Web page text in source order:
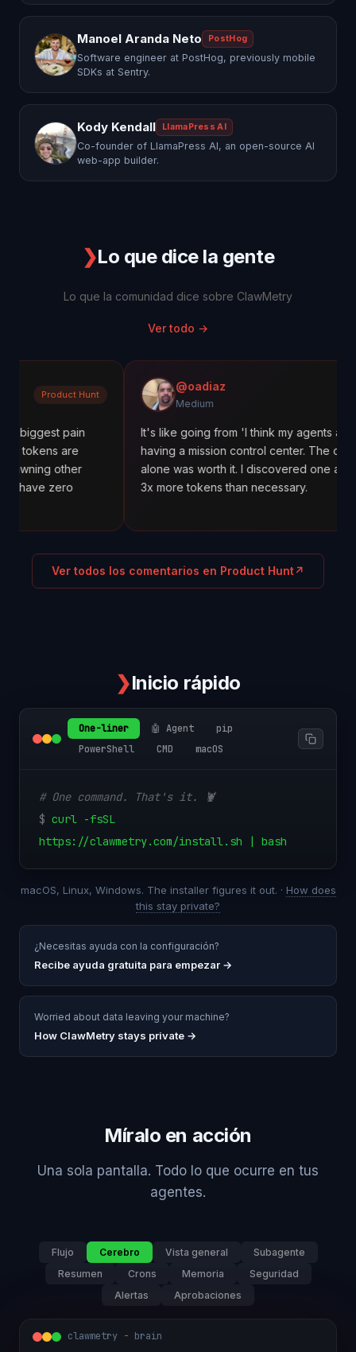
Manoel Aranda Neto PostHog
Software engineer at PostHog, previously mobile
SDKs at Sentry.
Kody Kendall LlamaPress AI
Co-founder of LlamaPress AI, an open-source AI
web-app builder.
❯Lo que dice la gente
Lo que la comunidad dice sobre ClawMetry
Ver todo →
@oadiaz
Medium
It's like going from 'I think my agents are working' to
having a mission control center. The cost tracking
alone was worth it. I discovered one agent was
3x more tokens than necessary.
Ver todos los comentarios en Product Hunt↗
❯Inicio rápido
One-liner 🤖 Agent
pip
PowerShell
CMD macOS
# One command. That's it. 🦞
$ curl -fsSL
https://clawmetry.com/install.sh | bash
macOS, Linux, Windows. The installer figures it out. · How does
this stay private?
¿Necesitas ayuda con la configuración?
Recibe ayuda gratuita para empezar →
Worried about data leaving your machine?
How ClawMetry stays private →
Míralo en acción
Una sola pantalla. Todo lo que ocurre en tus
agentes.
Flujo Cerebro Vista general
Subagente
Resumen
Crons Memoria
Seguridad
Alertas
Aprobaciones
clawmetry - brain